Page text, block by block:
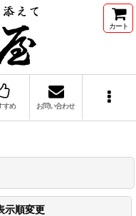
カート
すめ お問い合わせ
示順変更